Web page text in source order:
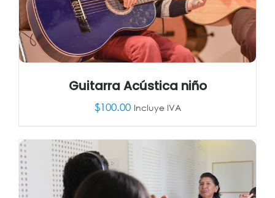
AÑADIR AL CARRITO
Guitarra Acústica niño
$100.00 Incluye IVA